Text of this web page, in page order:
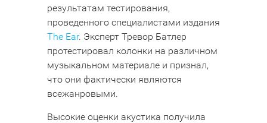
результатам тестирования,
проведенного специалистами издания
The Ear. Эксперт Тревор Батлер
протестировал колонки на различном
музыкальном материале и признал,
что они фактически являются
всежанровыми.
Высокие оценки акустика получила